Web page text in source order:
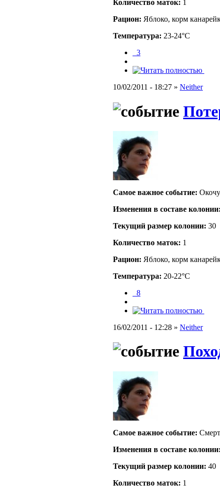
Количество маток: 1
Рацион: Яблоко, корм
Температура: 23-24°C
_3
10/02/2011 - 18:27 » Neither
Самое важное событие:
Изменения в составе
Текущий размер кoлонии: 30
Количество маток: 1
Рацион: Яблоко, корм
Температура: 20-22°C
_8
16/02/2011 - 12:28 » Neither
Самое важное событие:
Изменения в составе
Текущий размер кoлонии: 40
Количество маток: 1